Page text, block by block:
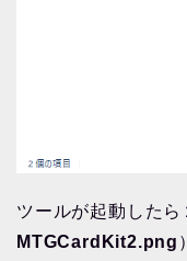
ツールが起動したら
MTGCardKit2.png